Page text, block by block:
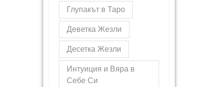
Глупакът в Таро
Деветка Жезли
Десетка Жезли
Интуиция и Вяра в
Себе Си